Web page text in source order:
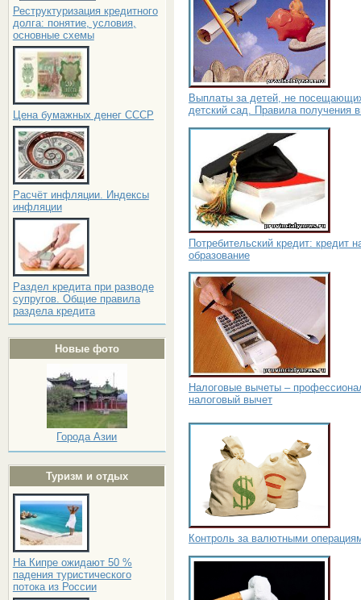
Реструктуризация кредитного
долга: понятие, условия,
основные схемы
Цена бумажных денег СССР
Расчёт инфляции. Индексы
инфляции
Раздел кредита при разводе
супругов. Общие правила
раздела кредита
Новые фото
Города Азии
Туризм и отдых
На Кипре ожидают 50 %
падения туристического
потока из России
Выплаты за детей, не
детский сад. Правила получения
Потребительский кредит: кредит
образование
Налоговые вычеты –
налоговый вычет
Контроль за валютными